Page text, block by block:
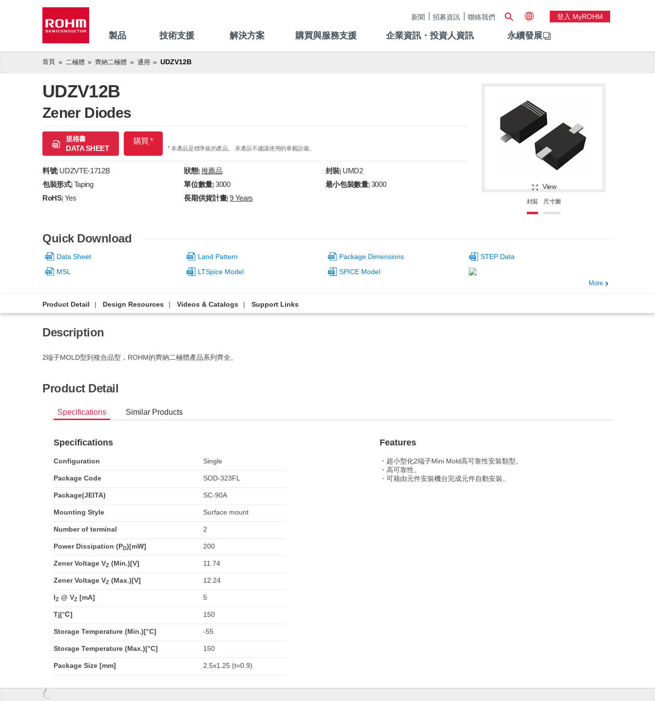
新聞 招募資訊 聯絡我們 登入 MyROHM
製品 技術支援 解決方案 購買與服務支援 企業資訊・投資人資訊 永續發展
首頁 二極體 齊納二極體 通用 UDZV12B
UDZV12B
Zener Diodes
規格書
DATA SHEET
購買 *
* 本產品是標準級的產品。 本產品不建議使用的車載設備。
料號| UDZVTE-1712B 狀態| 推薦品 封裝 UMD2
包裝形式| Taping 單位數量 |3000 最小包裝數量| 3000
RoHS| Yes 長期供貨計畫|9 Years
View
封裝 尺寸圖
Quick Download
Data Sheet Land Pattern Package Dimensions
STEP Data
MSL
LTSpice Model SPICE Model
More
Product Detail Design Resources Videos & Catalogs Support Links
Description
2端子MOLD型到複合品型，ROHM的齊納二極體產品系列齊全。
Product Detail
Specifications Similar Products
Specifications
Configuration Single
Package Code SOD-323FL
Package(JEITA) SC-90A
Mounting Style Surface mount
Number of terminal 2
Power Dissipation (PD)[mW] 200
Zener Voltage VZ (Min.)[V] 11.74
Zener Voltage VZ (Max.)[V] 12.24
IZ @ VZ [mA] 5
Tj[℃] 150
Storage Temperature (Min.)[°C] -55
Storage Temperature (Max.)[°C] 150
Package Size [mm] 2.5x1.25 (t=0.9)
Features
・超小型化2端子Mini Mold高可靠性安裝類型。
・高可靠性。
・可藉由元件安裝機台完成元件自動安裝。